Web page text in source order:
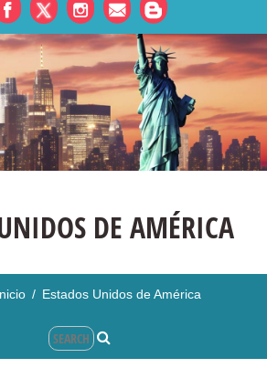
DE AMÉRICA
/ Estados Unidos de América